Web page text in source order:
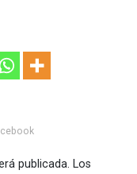
publicada. Los